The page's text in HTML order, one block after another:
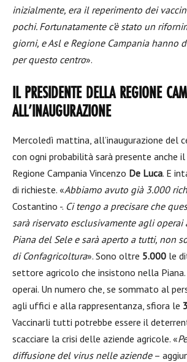
inizialmente, era il reperimento dei
pochi. Fortunatamente c’è stato un
giorni, e Asl e Regione Campania hanno
per questo centro».
IL PRESIDENTE DELLA REGIONE
ALL’INAUGURAZIONE
Mercoledì mattina, all’inaugurazione del
con ogni probabilità sarà presente anche
Regione Campania Vincenzo De Luca. E
di richieste. «Abbiamo avuto già 3.000
Costantino -. Ci tengo a precisare che
sarà riservato esclusivamente agli
Piana del Sele e sarà aperto a tutti, non
di Confagricoltura». Sono oltre 5.000 le
settore agricolo che insistono nella Piana.
operai. Un numero che, se sommato al
agli uffici e alla rappresentanza, sfiora le
Vaccinarli tutti potrebbe essere il
scacciare la crisi delle aziende agricole. «
diffusione del virus nelle aziende–